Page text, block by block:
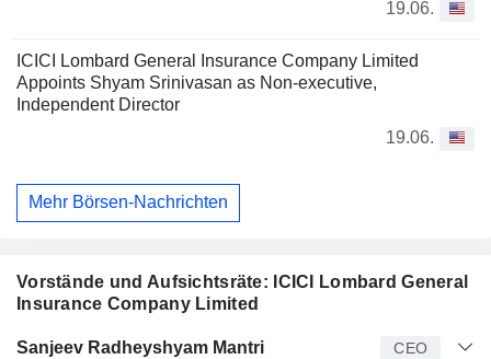
19.06.
ICICI Lombard General Insurance Company Limited
Appoints Shyam Srinivasan as Non-executive,
Independent Director
19.06.
Mehr Börsen-Nachrichten
Vorstände und Aufsichtsräte: ICICI Lombard General
Insurance Company Limited
Manager Titel Alter Seit
Sanjeev Radheyshyam Mantri CEO